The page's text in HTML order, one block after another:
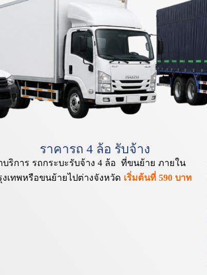
ราคารถ 4 ล้อ รับจ้าง
บริการ รถกระบะรับจ้าง 4 ล้อ ที่ขนย้าย ภายใน
งเทพหรือขนย้ายไปต่างจังหวัด เริ่มต้นที่ 590 บาท